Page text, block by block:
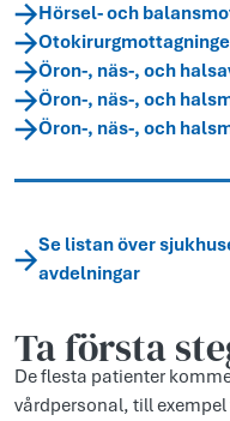
Hörsel- och
Öron-, näs-, och
Öron-, näs-, och
Öron-, näs-, och
Se listan över
avdelningar
Ta första
De flesta patienter
vårdpersonal, till